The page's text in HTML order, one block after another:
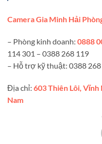
Camera Gia Minh Hải
– Phòng kinh doanh: 0888
114 301 – 0388 268 119
– Hỗ trợ kỹ thuật: 0388
Địa chỉ: 603 Thiên Lôi, Vĩnh
Nam